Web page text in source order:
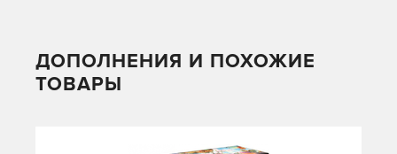
ДОПОЛНЕНИЯ И ПОХОЖИЕ
ТОВАРЫ